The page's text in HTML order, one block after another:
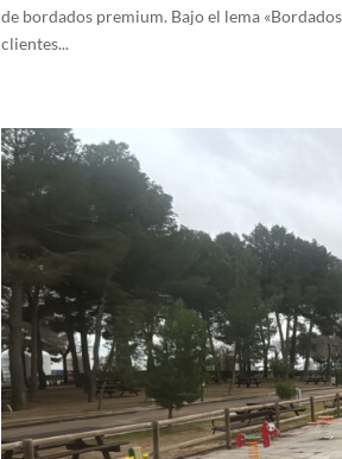
de bordados premium. Bajo el lema
clientes...